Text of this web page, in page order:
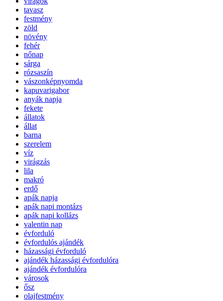
tavasz
festmény
zöld
növény
fehér
nőnap
sárga
rózsaszín
vászonképnyomda
kapuvarigabor
anyák napja
fekete
állatok
állat
barna
szerelem
víz
virágzás
lila
makró
erdő
apák napja
apák napi montázs
apák napi kollázs
valentin nap
évforduló
évfordulós ajándék
házassági évforduló
ajándék házassági évfordulóra
ajándék évfordulóra
városok
ősz
olajfestmény